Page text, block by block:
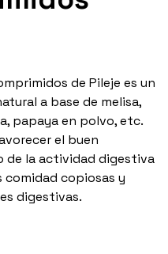
de Pileje es un
a base de melisa,
papaya en polvo, etc.
el buen
de la actividad digestiva
copiosas y
digestivas.